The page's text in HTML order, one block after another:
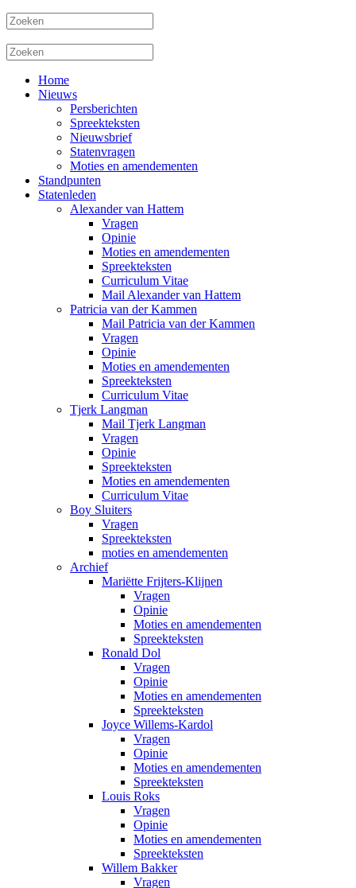
Home
Nieuws
Persberichten
Spreekteksten
Nieuwsbrief
Statenvragen
Moties en amendementen
Standpunten
Statenleden
Alexander van Hattem
Vragen
Opinie
Moties en amendementen
Spreekteksten
Curriculum Vitae
Mail Alexander van Hattem
Patricia van der Kammen
Mail Patricia van der Kammen
Vragen
Opinie
Moties en amendementen
Spreekteksten
Curriculum Vitae
Tjerk Langman
Mail Tjerk Langman
Vragen
Opinie
Spreekteksten
Moties en amendementen
Curriculum Vitae
Boy Sluiters
Vragen
Spreekteksten
moties en amendementen
Archief
Mariëtte Frijters-Klijnen
Vragen
Opinie
Moties en amendementen
Spreekteksten
Ronald Dol
Vragen
Opinie
Moties en amendementen
Spreekteksten
Joyce Willems-Kardol
Vragen
Opinie
Moties en amendementen
Spreekteksten
Louis Roks
Vragen
Opinie
Moties en amendementen
Spreekteksten
Willem Bakker
Vragen